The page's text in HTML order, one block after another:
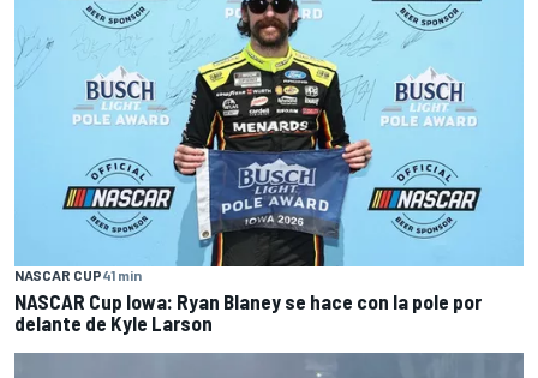
NASCAR CUP41 min
NASCAR Cup Iowa: Ryan Blaney se hace con la pole por
delante de Kyle Larson